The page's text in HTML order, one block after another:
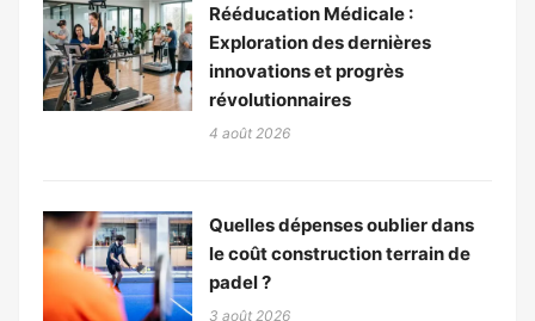
Rééducation Médicale :
Exploration des dernières
innovations et progrès
révolutionnaires
4 août 2026
Quelles dépenses oublier dans
le coût construction terrain de
padel ?
3 août 2026